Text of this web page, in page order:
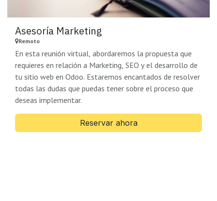
Asesoría Marketing
Remoto
En esta reunión virtual, abordaremos la propuesta que
requieres en relación a Marketing, SEO y el desarrollo de
tu sitio web en Odoo. Estaremos encantados de resolver
todas las dudas que puedas tener sobre el proceso que
deseas implementar.
Reservar ahora